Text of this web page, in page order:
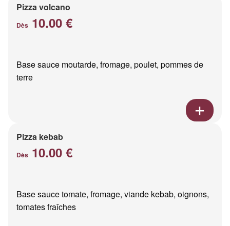
Pizza volcano
Dès 10.00 €
Base sauce moutarde, fromage, poulet, pommes de
terre
Pizza kebab
Dès 10.00 €
Base sauce tomate, fromage, viande kebab, oignons,
tomates fraîches